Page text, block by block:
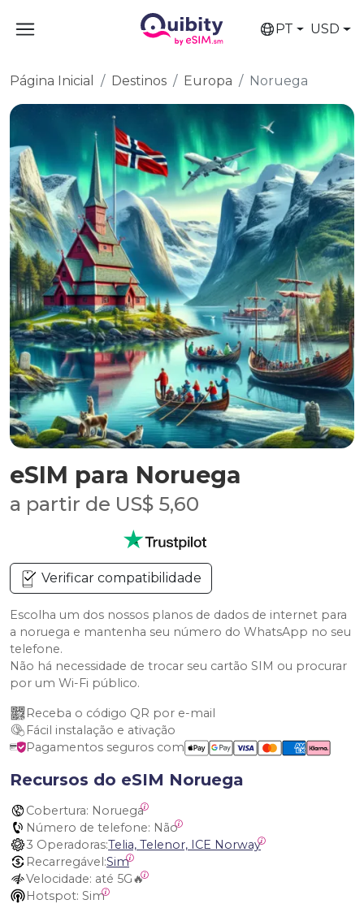
PT USD
Página Inicial Destinos Europa Noruega
eSIM para Noruega
a partir de US$ 5,60
Verificar compatibilidade
Escolha um dos nossos planos de dados de internet para
a noruega e mantenha seu número do WhatsApp no seu
telefone.
Não há necessidade de trocar seu cartão SIM ou procurar
por um Wi-Fi público.
Receba o código QR por e-mail
Fácil instalação e ativação
Pagamentos seguros com
Recursos do eSIM Noruega
Cobertura: Noruega
Número de telefone: Não
3 Operadoras:Telia, Telenor, ICE Norway
Recarregável:Sim
Velocidade: até 5G🔥
Hotspot: Sim